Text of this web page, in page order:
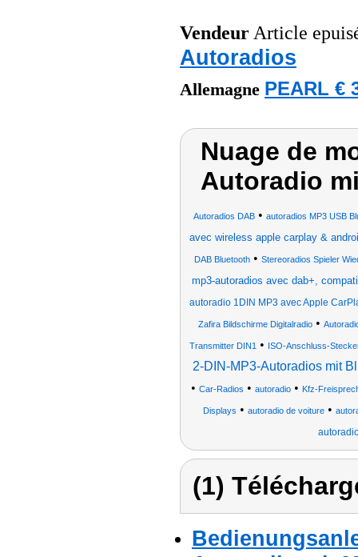
Vendeur Article
Autoradios
Allemagne PEARL €
Nuage de
Autoradio
Autoradios DAB • autoradios MP3 USB
avec wireless apple carplay &
DAB Bluetooth• Stereoradios Spieler
mp3-autoradios avec dab+,
autoradio 1DIN MP3 avec Apple
Zafira Bildschirme Digitalradio •
Transmitter DIN1 • ISO-Anschluss-
2-DIN-MP3-Autoradios mit
• Car-Radios • autoradio• Kfz-
Displays • autoradio de voiture •
(1)